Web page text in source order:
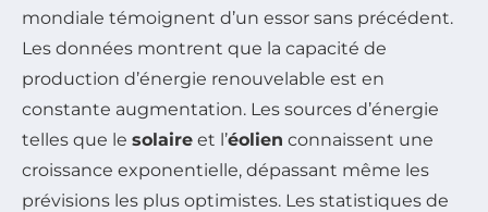
mondiale témoignent d’un essor sans précédent.
Les données montrent que la capacité de
production d’énergie renouvelable est en
constante augmentation. Les sources d’énergie
telles que le solaire et l’éolien connaissent une
croissance exponentielle, dépassant même les
prévisions les plus optimistes. Les statistiques de